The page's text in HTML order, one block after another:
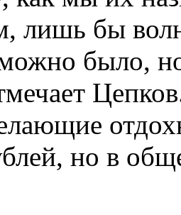
лишь бы
можно было,
но в